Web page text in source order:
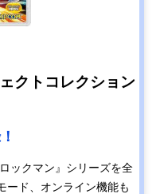
クトコレクション
ックマン』シリーズを全
ード、オンライン機能も